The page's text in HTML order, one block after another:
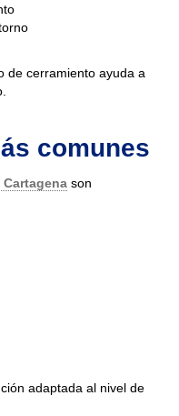
de cerramiento ayuda a
comunes
son
adaptada al nivel de